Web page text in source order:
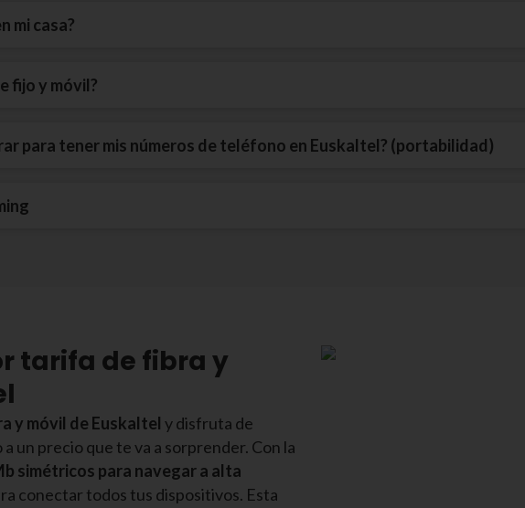
mi casa?
fijo y móvil?
para tener mis números de teléfono en Euskaltel? (portabilidad)
tarifa de fibra y
y móvil de Euskaltel y disfruta de
un precio que te va a sorprender. Con la
simétricos para navegar a alta
conectar todos tus dispositivos. Esta